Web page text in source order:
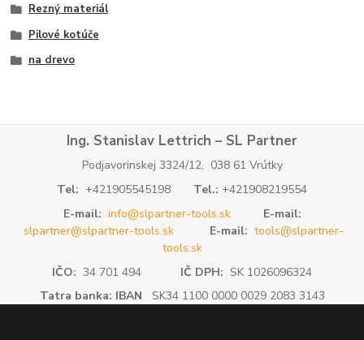
Rezný materiál
Pilové kotúče
na drevo
Ing. Stanislav Lettrich – SL Partner
Podjavorinskej 3324/12, 038 61 Vrútky
Tel: +421905545198 Tel.: +421908219554
E-mail: info@slpartner-tools.sk
E-mail:
slpartner@slpartner-tools.sk
E-mail: tools@slpartner-
tools.sk
IČO: 34 701 494 IČ DPH: SK 1026096324
Tatra banka: IBAN SK34 1100 0000 0029 2083 3143